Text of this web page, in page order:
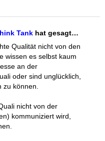
Tank hat gesagt…
Qualität nicht von den
wissen es selbst kaum
an der
oder sind unglücklich,
können.
nicht von der
kommuniziert wird,